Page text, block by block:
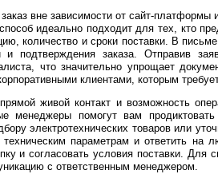
вне зависимости от сайт-платформы
идеально подходит для тех, кто
количество и сроки поставки. В
подтверждения заказа. Отправив
что значительно упрощает
клиентами, которым
живой контакт и возможность
менеджеры помогут вам
электротехнических товаров или
параметрам и ответить
и согласовать условия поставки.
с ответственным менеджером.